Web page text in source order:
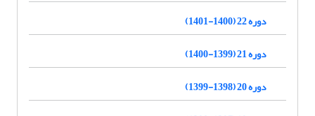
دوره 22 (1400-1401)
دوره 21 (1399-1400)
دوره 20 (1398-1399)